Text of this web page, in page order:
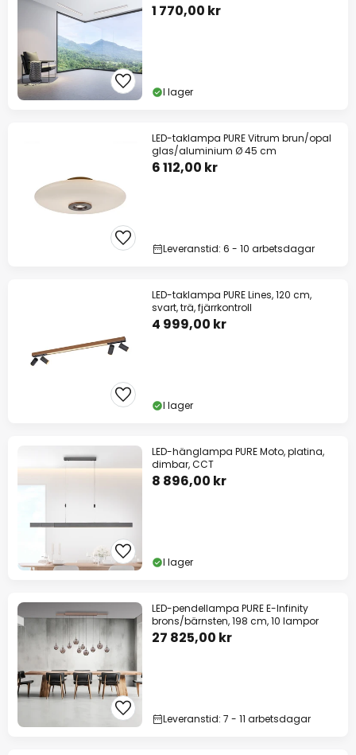
1 770,00 kr
I lager
LED-taklampa PURE Vitrum brun/opal
glas/aluminium Ø 45 cm
6 112,00 kr
Leveranstid: 6 - 10 arbetsdagar
LED-taklampa PURE Lines, 120 cm,
svart, trä, fjärrkontroll
4 999,00 kr
I lager
LED-hänglampa PURE Moto, platina,
dimbar, CCT
8 896,00 kr
I lager
LED-pendellampa PURE E-Infinity
brons/bärnsten, 198 cm, 10 lampor
27 825,00 kr
Leveranstid: 7 - 11 arbetsdagar